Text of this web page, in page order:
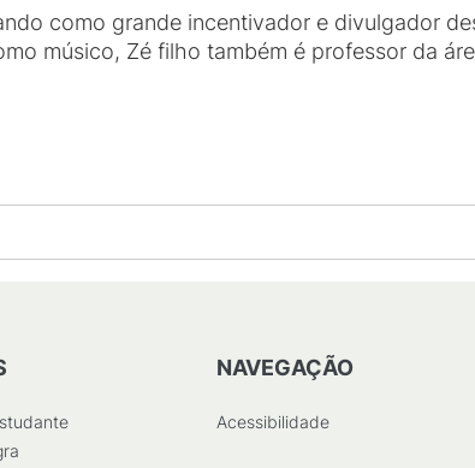
como grande incentivador e divulgador
músico, Zé filho também é professor da
NAVEGAÇÃO
Acessibilidade